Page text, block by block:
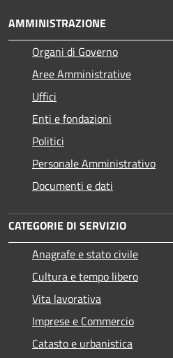
AMMINISTRAZIONE
Organi di Governo
Aree Amministrative
Uffici
Enti e fondazioni
Politici
Personale Amministrativo
Documenti e dati
CATEGORIE DI SERVIZIO
Anagrafe e stato civile
Cultura e tempo libero
Vita lavorativa
Imprese e Commercio
Catasto e urbanistica